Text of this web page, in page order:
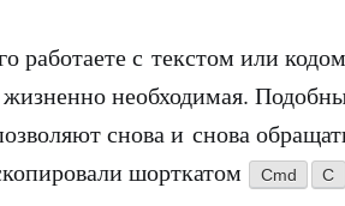
работаете с текстом или
необходимая.
снова и снова
шорткатом
Cmd C